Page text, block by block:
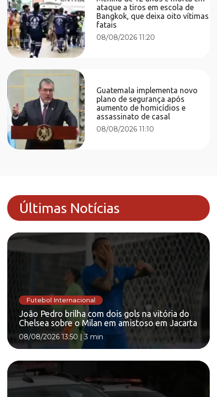
ataque a tiros em escola de
Bangkok, que deixa oito vítimas
fatais
08/08/2026 11:20
Guatemala implementa novo
plano de segurança após
aumento de homicídios e
assassinato de casal
08/08/2026 11:10
Últimas Notícias
Futebol Internacional
João Pedro brilha com dois gols na vitória do
Chelsea sobre o Milan em amistoso em Jacarta
08/08/2026 13:50 |3 min